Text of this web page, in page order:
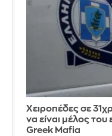
Χειροπέδες σε
να είναι μέλος του
Greek Mafia